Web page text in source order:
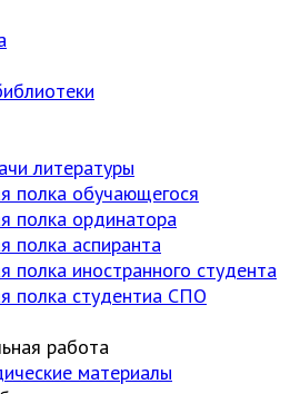
литературы
полка обучающегося
полка ординатора
полка аспиранта
полка иностранного студента
полка студентиа СПО
работа
материалы